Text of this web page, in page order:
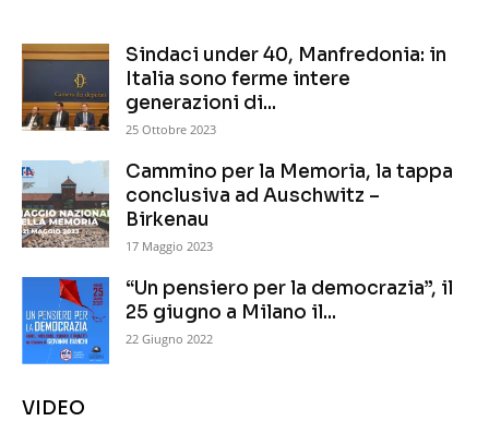
Sindaci under 40, Manfredonia: in
Italia sono ferme intere
generazioni di...
25 Ottobre 2023
Cammino per la Memoria, la tappa
conclusiva ad Auschwitz –
Birkenau
17 Maggio 2023
“Un pensiero per la democrazia”, il
25 giugno a Milano il...
22 Giugno 2022
VIDEO